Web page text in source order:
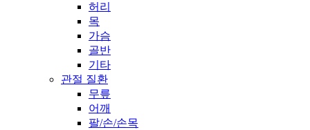
허리
목
가슴
골반
기타
관절 질환
무릎
어깨
팔/손/손목